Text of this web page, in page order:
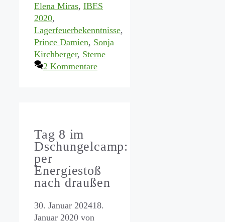
Elena Miras, IBES
2020,
Lagerfeuerbekenntnisse,
Prince Damien, Sonja
Kirchberger, Sterne
2 Kommentare
Tag 8 im
Dschungelcamp:
per
Energiestoß
nach draußen
30. Januar 202418.
Januar 2020 von